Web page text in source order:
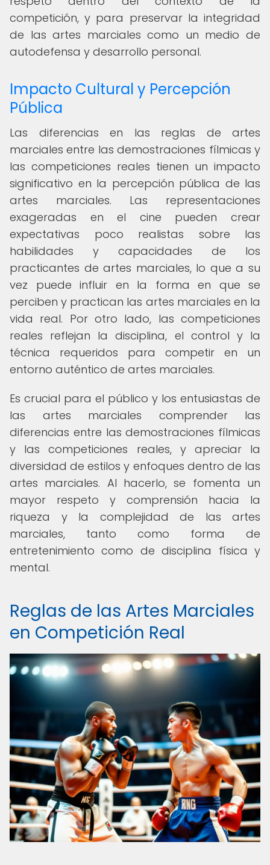
competición, y para preservar la integridad
de las artes marciales como un medio de
autodefensa y desarrollo personal.
Impacto Cultural y Percepción
Pública
Las diferencias en las reglas de artes
marciales entre las demostraciones fílmicas y
las competiciones reales tienen un impacto
significativo en la percepción pública de las
artes marciales. Las representaciones
exageradas en el cine pueden crear
expectativas poco realistas sobre las
habilidades y capacidades de los
practicantes de artes marciales, lo que a su
vez puede influir en la forma en que se
perciben y practican las artes marciales en la
vida real. Por otro lado, las competiciones
reales reflejan la disciplina, el control y la
técnica requeridos para competir en un
entorno auténtico de artes marciales.
Es crucial para el público y los entusiastas de
las artes marciales comprender las
diferencias entre las demostraciones fílmicas
y las competiciones reales, y apreciar la
diversidad de estilos y enfoques dentro de las
artes marciales. Al hacerlo, se fomenta un
mayor respeto y comprensión hacia la
riqueza y la complejidad de las artes
marciales, tanto como forma de
entretenimiento como de disciplina física y
mental.
Reglas de las Artes Marciales
en Competición Real